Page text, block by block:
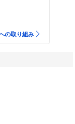
の取り組み